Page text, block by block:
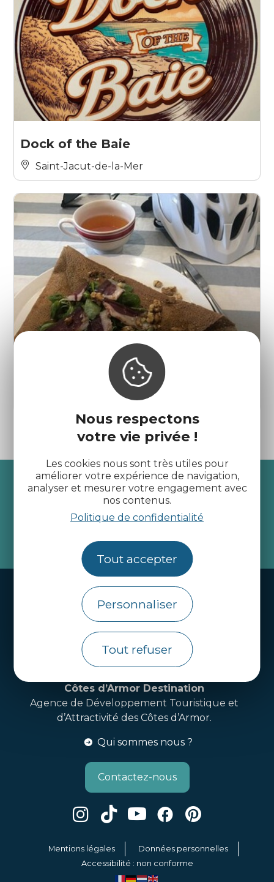
Nous respectons
votre vie privée !
Les cookies nous sont très utiles pour
améliorer votre expérience de navigation,
analyser et mesurer votre engagement avec
nos contenus.
Politique de confidentialité
Tout accepter
Personnaliser
Tout refuser
Dock of the Baie
Saint-Jacut-de-la-Mer
La Petite Crêperie
Saint-Jacut-de-la-Mer
Recevez l’actualité des
Côtes d’Armor
je m'abonne
Handi-tourisme
Webcams
Côtes d’Armor Destination
Agence de Développement Touristique et
d’Attractivité des Côtes d’Armor.
Qui sommes nous ?
Contactez-nous
Mentions légales
Données personnelles
Accessibilité : non conforme